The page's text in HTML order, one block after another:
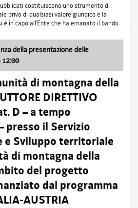
costituiscono uno strumento di
privo di qualsiasi valore giuridico e la
è in capo all'Ente che ha emanato il bando.
della presentazione delle
12:00
di montagna della
DIRETTIVO
D – a tempo
presso il Servizio
e Sviluppo territoriale
di montagna della
del progetto
dal programma
AUSTRIA